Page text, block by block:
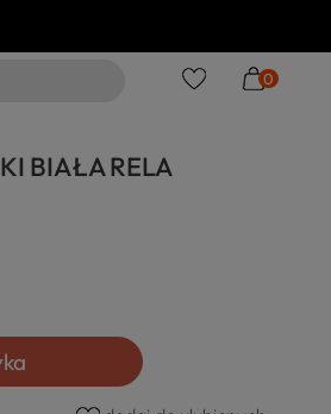
0
BIAŁA RELA